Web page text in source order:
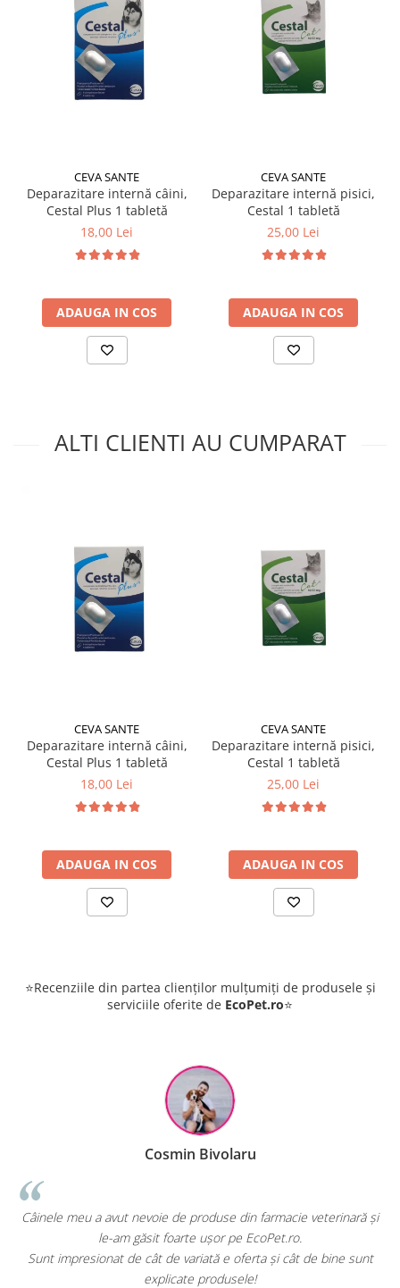
CEVA SANTE
Deparazitare internă câini,
Cestal Plus 1 tabletă
18,00 Lei
ADAUGA IN COS
CEVA SANTE
Deparazitare internă pisici,
Cestal 1 tabletă
25,00 Lei
ADAUGA IN COS
ALTI CLIENTI AU CUMPARAT
CEVA SANTE
Deparazitare internă câini,
Cestal Plus 1 tabletă
18,00 Lei
ADAUGA IN COS
CEVA SANTE
Deparazitare internă pisici,
Cestal 1 tabletă
25,00 Lei
ADAUGA IN COS
⭐Recenziile din partea clienților mulțumiți de produsele și
serviciile oferite de EcoPet.ro⭐
Cosmin Bivolaru
Câinele meu a avut nevoie de produse din farmacie veterinară și
le-am găsit foarte ușor pe EcoPet.ro.
Sunt impresionat de cât de variată e oferta și cât de bine sunt
explicate produsele!